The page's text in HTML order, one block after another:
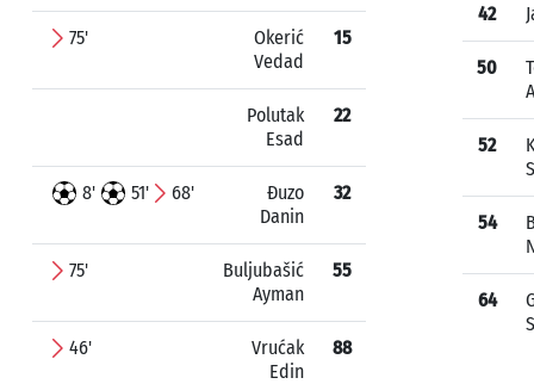
75'
Okerić
Vedad
15
Polutak
Esad
22
8' 51' 68'
Đuzo
Danin
32
75'
Buljubašić
Ayman
55
46'
Vrućak
Edin
88
42
50
52
54
64